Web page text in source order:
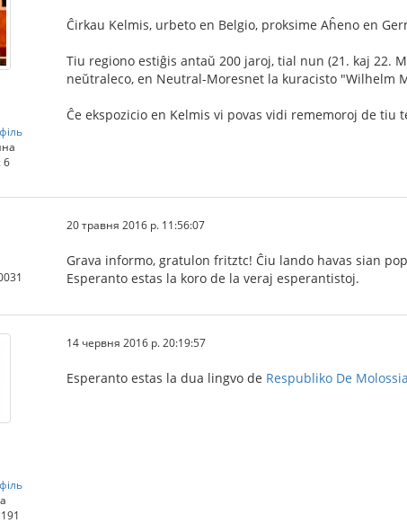
6
Ĉirkau Kelmis, urbeto en Belgio, proksime Aĥeno en
Tiu regiono estiĝis antaŭ 200 jaroj, tial nun (21. kaj 22.
neŭtraleco, en Neutral-Moresnet la kuracisto "Wilhelm
Ĉe ekspozicio en Kelmis vi povas vidi rememoroj de tiu
20 травня 2016 р. 11:56:07
Grava informo, gratulon fritztc! Ĉiu lando havas sian
Esperanto estas la koro de la veraj esperantistoj.
14 червня 2016 р. 20:19:57
Esperanto estas la dua lingvo de Respubliko De Molossia